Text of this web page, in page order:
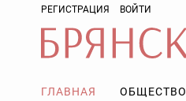
РЕГИСТРАЦИЯ ВОЙТИ
ГЛАВНАЯ ОБЩЕСТВО